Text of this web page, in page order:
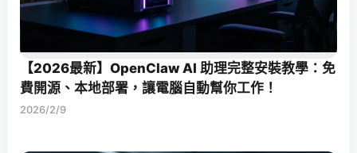
【2026最新】OpenClaw AI 助理完整安裝教學：免
費開源、本地部署，讓電腦自動幫你工作！
2026/2/9